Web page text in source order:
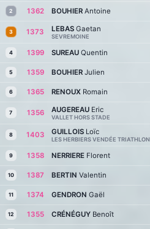
2 1362 BOUHIER Antoine
3 1373 LEBAS Gaetan
SEVREMOINE
4 1399 SUREAU Quentin
5 1359 BOUHIER Julien
6 1365 RENOUX Romain
7 1356 AUGEREAU Eric
VALLET HORS STADE
8 1403 GUILLOIS Loïc
LES HERBIERS VENDÉE TRIATHLON
9 1358 NERRIERE Florent
10 1387 BERTIN Valentin
11 1374 GENDRON Gaël
12 1355 CRÉNÉGUY Benoît